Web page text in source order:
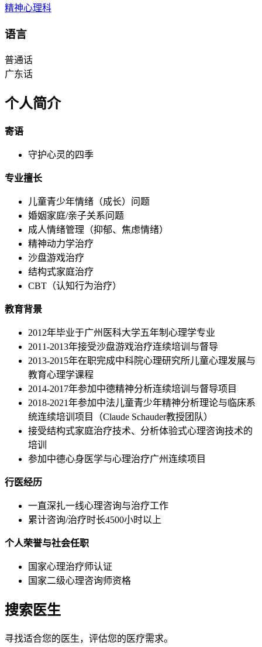
精神心理科
语言
普通话
广东话
个人简介
寄语
守护心灵的四季
专业擅长
儿童青少年情绪（成长）问题
婚姻家庭/亲子关系问题
成人情绪管理（抑郁、焦虑情绪）
精神动力学治疗
沙盘游戏治疗
结构式家庭治疗
CBT（认知行为治疗）
教育背景
2012年毕业于广州医科大学五年制心理学专业
2011-2013年接受沙盘游戏治疗连续培训与督导
2013-2015年在职完成中科院心理研究所儿童心理发展与
教育心理学课程
2014-2017年参加中德精神分析连续培训与督导项目
2018-2021年参加中法儿童青少年精神分析理论与临床系
统连续培训项目（Claude Schauder教授团队）
接受结构式家庭治疗技术、分析体验式心理咨询技术的
培训
参加中德心身医学与心理治疗广州连续项目
行医经历
一直深扎一线心理咨询与治疗工作
累计咨询/治疗时长4500小时以上
个人荣誉与社会任职
国家心理治疗师认证
国家二级心理咨询师资格
搜索医生
寻找适合您的医生，评估您的医疗需求。